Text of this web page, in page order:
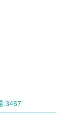
:3467